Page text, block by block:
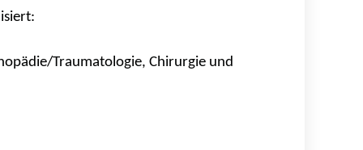
Traumatologie, Chirurgie und